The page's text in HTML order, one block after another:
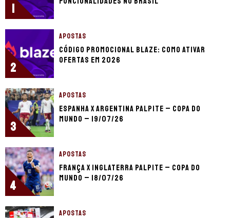
1
2
APOSTAS
Código promocional Blaze: como ativar
ofertas em 2026
3
APOSTAS
Espanha x Argentina palpite – Copa do
Mundo – 19/07/26
4
APOSTAS
França x Inglaterra palpite – Copa do
Mundo – 18/07/26
APOSTAS